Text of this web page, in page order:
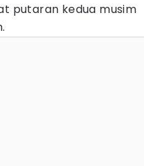
putaran kedua musim